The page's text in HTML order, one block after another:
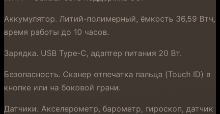
Аккумулятор. Литий-полимерный, ёмкость 36,59 Втч,
время работы до 10 часов.
Зарядка. USB Type-C, адаптер питания 20 Вт.
Безопасность. Сканер отпечатка пальца (Touch ID) в
кнопке или на боковой грани.
Датчики. Акселерометр, барометр, гироскоп, датчик